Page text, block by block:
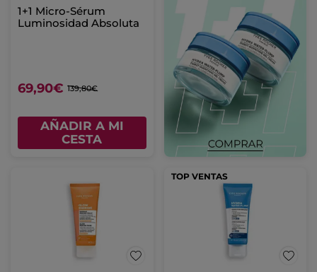
1+1 Micro-Sérum
Luminosidad Absoluta
69,90€ 139,80€
AÑADIR A MI
CESTA
TOP VENTAS